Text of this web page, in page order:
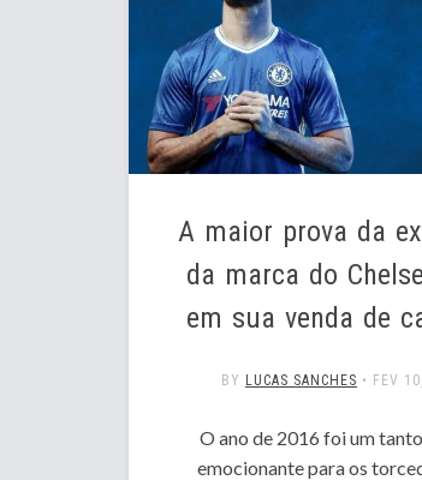
A maior prova da
da marca do
em sua venda de
BY LUCAS SANCHES • FEV
O ano de 2016 foi um
emocionante para os